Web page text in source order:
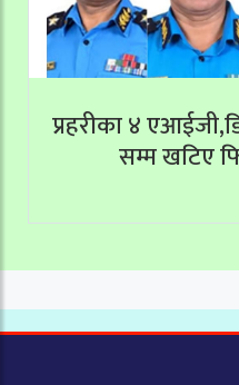
प्रहरीका ४
सम्म खटिए